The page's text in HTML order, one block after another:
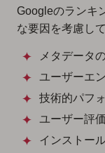
Googleのランキ
な要因を考慮し
メタデータ
ユーザーエ
技術的パフ
ユーザー評
インストー